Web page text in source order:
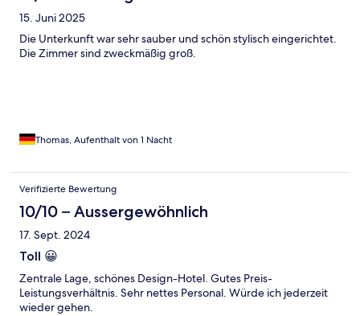
15. Juni 2025
Die Unterkunft war sehr sauber und schön stylisch eingerichtet.
Die Zimmer sind zweckmäßig groß.
Thomas, Aufenthalt von 1 Nacht
Verifizierte Bewertung
10/10 – Aussergewöhnlich
17. Sept. 2024
Toll 😀
Zentrale Lage, schönes Design-Hotel. Gutes Preis-
Leistungsverhältnis. Sehr nettes Personal. Würde ich jederzeit
wieder gehen.